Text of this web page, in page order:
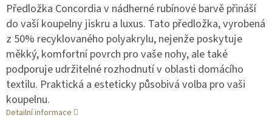
Předložka Concordia v nádherné rubínové barvě přináší
do vaší koupelny jiskru a luxus. Tato předložka, vyrobená
z 50% recyklovaného polyakrylu, nejenže poskytuje
měkký, komfortní povrch pro vaše nohy, ale také
podporuje udržitelné rozhodnutí v oblasti domácího
textilu. Praktická a esteticky působivá volba pro vaši
koupelnu.
Detailní informace